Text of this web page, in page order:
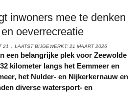
inwoners mee te denken
oeverrecreatie
21 LAATST BIJGEWERKT: 21 MAART 2026
kilometer langs het Eemmeer en
het Nulder- en Nijkerkernauw en
diverse watersport- en